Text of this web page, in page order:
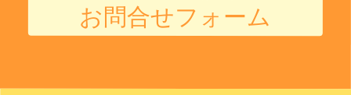
お問合せフォーム